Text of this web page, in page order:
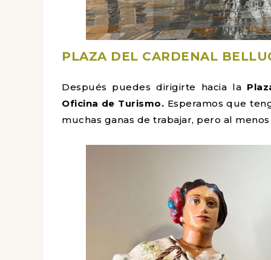
PLAZA DEL CARDENAL
Después puedes dirigirte hacia la
Oficina de Turismo. Esperamos que
muchas ganas de trabajar, pero al